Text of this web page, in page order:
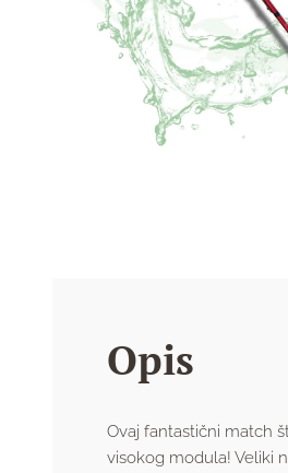
Opis
Ovaj fantastični match
visokog modula! Veliki